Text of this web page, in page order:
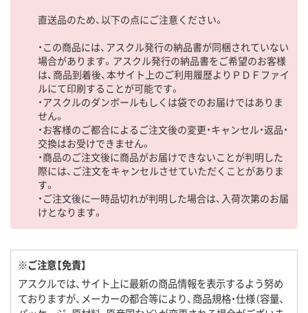
直送品のため、以下の点にご注意ください。
・この商品には、アスクル発行の納品書が同梱されていない
場合があります。アスクル発行の納品書をご希望のお客様
は、商品到着後、本サイト上のご利用履歴よりＰＤＦファイ
ルにて印刷することが可能です。
・アスクルのダンボールもしくは袋でのお届けではありま
せん。
・お客様のご都合によるご注文後の変更・キャンセル・返品・
交換はお受けできません。
・商品のご注文後に商品がお届けできないことが判明した
際には、ご注文をキャンセルさせていただくことがありま
す。
・ご注文後に一時品切れが判明した場合は、入荷次第のお届
けとなります。
※ご注意【免責】
アスクルでは、サイト上に最新の商品情報を表示するよう努め
ておりますが、メーカーの都合等により、商品規格・仕様（容量、